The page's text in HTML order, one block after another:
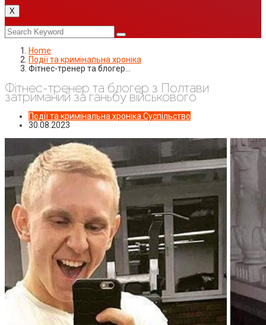
X
Home
Події та кримінальна хроніка
Фітнес-тренер та блогер…
Фітнес-тренер та блогер з Полтави
затриманий за ганьбу військового
Події та кримінальна хроніка Суспільство
30.08.2023